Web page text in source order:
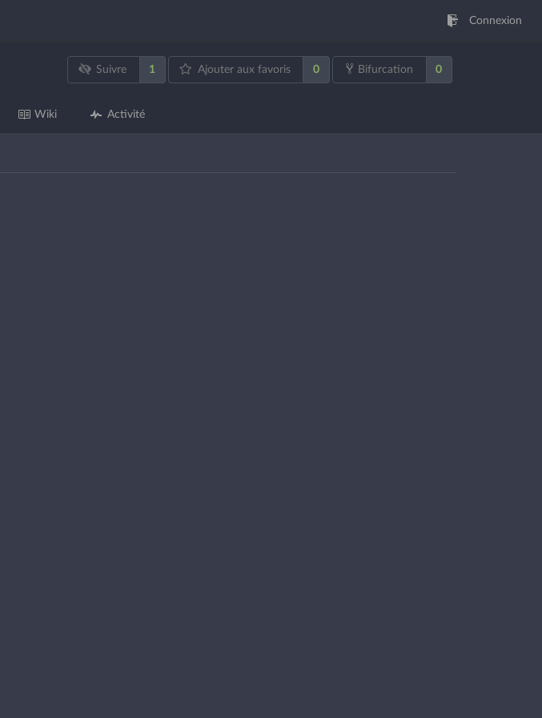
Connexion
Suivre 1 Ajouter aux favoris 0 Bifurcation 0
Wiki Activité